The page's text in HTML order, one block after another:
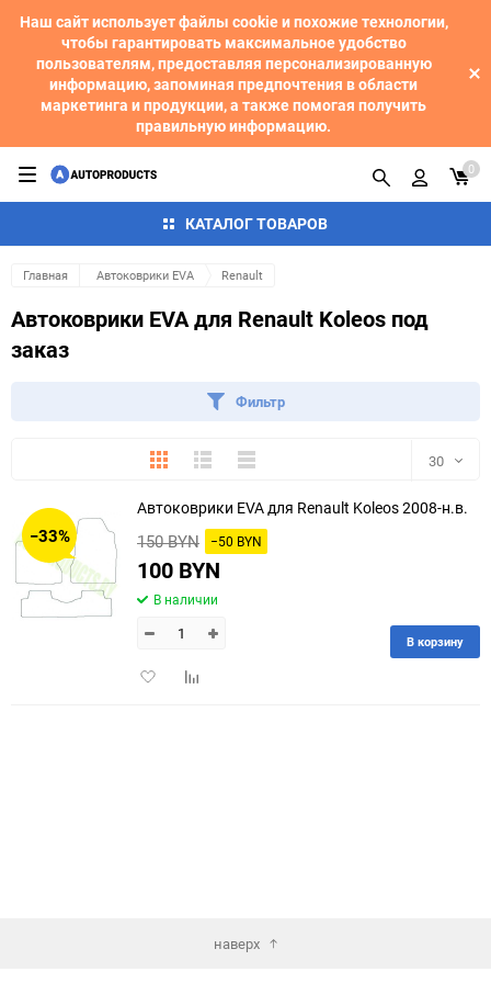
Наш сайт использует файлы cookie и похожие технологии,
чтобы гарантировать максимальное удобство
пользователям, предоставляя персонализированную
информацию, запоминая предпочтения в области
маркетинга и продукции, а также помогая получить
правильную информацию.
КАТАЛОГ ТОВАРОВ
0
Главная Автоковрики EVA Renault
Автоковрики EVA для Renault Koleos под
заказ
Фильтр
ПлиткаПодробноКомпактно 30
30
150
−33%
Автоковрики EVA для Renault Koleos 2008-н.в.
150 BYN −50 BYN
100 BYN
В наличии
ДобавитьДобавить
В корзину
наверх